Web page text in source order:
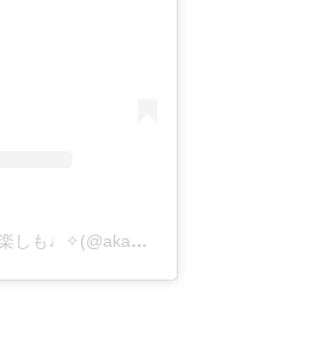
あかもん｜9坪￤狭い家、楽しも♩✧(@akamo_n)がシェアした投稿